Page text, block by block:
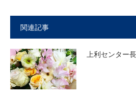
関連記事
上利センター
センター紹介
センターについて
ニューロモデュレーションとは